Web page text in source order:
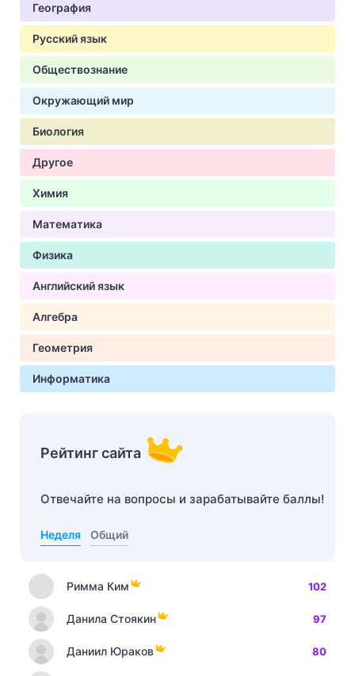
География
Русский язык
Обществознание
Окружающий мир
Биология
Другое
Химия
Математика
Физика
Английский язык
Алгебра
Геометрия
Информатика
Рейтинг сайта
Отвечайте на вопросы и зарабатывайте баллы!
Неделя Общий
Римма Ким 102
Данила Стоякин 97
Даниил Юраков 80